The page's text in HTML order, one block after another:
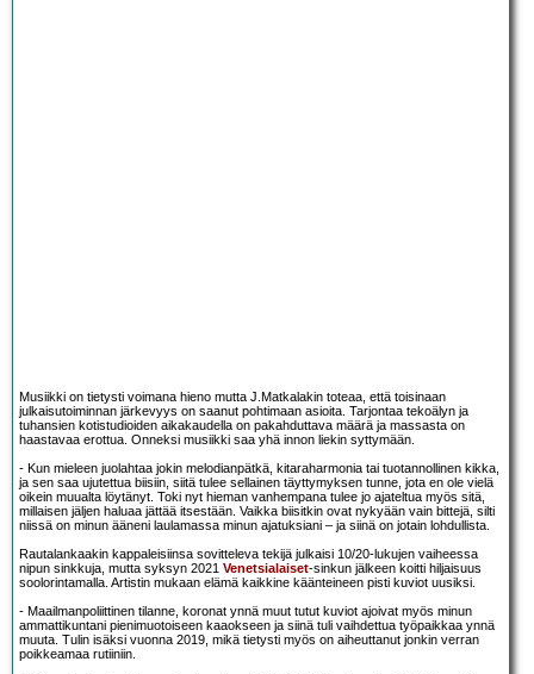
Musiikki on tietysti voimana hieno mutta J.Matkalakin toteaa, että toisinaan
julkaisutoiminnan järkevyys on saanut pohtimaan asioita. Tarjontaa tekoälyn ja
tuhansien kotistudioiden aikakaudella on pakahduttava määrä ja massasta on
haastavaa erottua. Onneksi musiikki saa yhä innon liekin syttymään.
- Kun mieleen juolahtaa jokin melodianpätkä, kitaraharmonia tai tuotannollinen kikka,
ja sen saa ujutettua biisiin, siitä tulee sellainen täyttymyksen tunne, jota en ole vielä
oikein muualta löytänyt. Toki nyt hieman vanhempana tulee jo ajateltua myös sitä,
millaisen jäljen haluaa jättää itsestään. Vaikka biisitkin ovat nykyään vain bittejä, silti
niissä on minun ääneni laulamassa minun ajatuksiani – ja siinä on jotain lohdullista.
Rautalankaakin kappaleisiinsa sovitteleva tekijä julkaisi 10/20-lukujen vaiheessa
nipun sinkkuja, mutta syksyn 2021 Venetsialaiset-sinkun jälkeen koitti hiljaisuus
soolorintamalla. Artistin mukaan elämä kaikkine käänteineen pisti kuviot uusiksi.
- Maailmanpoliittinen tilanne, koronat ynnä muut tutut kuviot ajoivat myös minun
ammattikuntani pienimuotoiseen kaaokseen ja siinä tuli vaihdettua työpaikkaa ynnä
muuta. Tulin isäksi vuonna 2019, mikä tietysti myös on aiheuttanut jonkin verran
poikkeamaa rutiiniin.